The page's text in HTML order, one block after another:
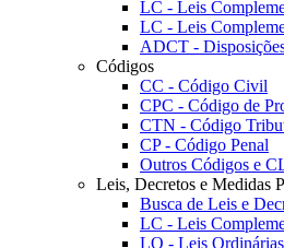
LC - Leis
LC - Leis
ADCT -
Códigos
CC - Código Civil
CPC - Código de
CTN - Código
CP - Código Penal
Outros Códigos e
Leis, Decretos e Medidas
Busca de Leis e
LC - Leis
LO - Leis Ordinárias